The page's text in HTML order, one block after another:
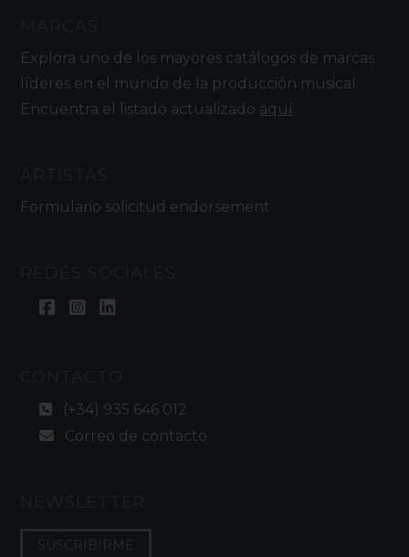
Explora uno de los mayores catálogos de marcas
líderes en el mundo de la producción musical.
Encuentra el listado actualizado aquí.
Formulario solicitud endorsement
(+34) 935 646 012
Correo de contacto
SUSCRIBIRME